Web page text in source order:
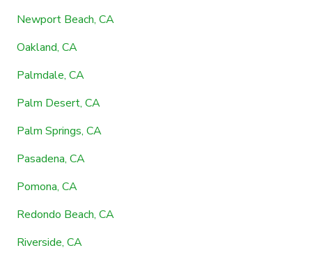
Newport Beach, CA
Oakland, CA
Palmdale, CA
Palm Desert, CA
Palm Springs, CA
Pasadena, CA
Pomona, CA
Redondo Beach, CA
Riverside, CA